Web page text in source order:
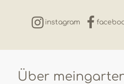
instagram
Über